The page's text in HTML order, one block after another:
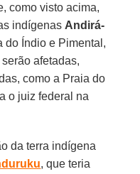
como visto acima,
indígenas Andirá-
do Índio e Pimental,
serão afetadas,
como a Praia do
o juiz federal na
da terra indígena
, que teria